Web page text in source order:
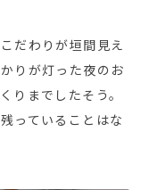
だわりが垣間見え
りが灯った夜のお
りまでしたそう。
っていることはな